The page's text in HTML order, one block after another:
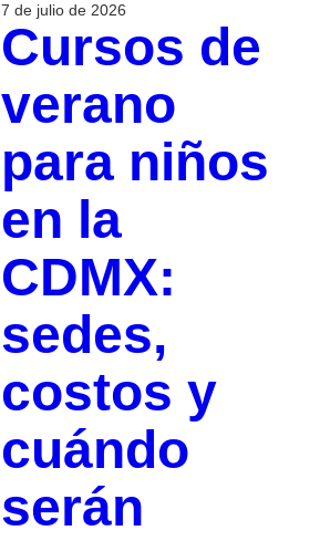
7 de julio de 2026
Cursos de
verano
para niños
en la
CDMX:
sedes,
costos y
cuándo
serán